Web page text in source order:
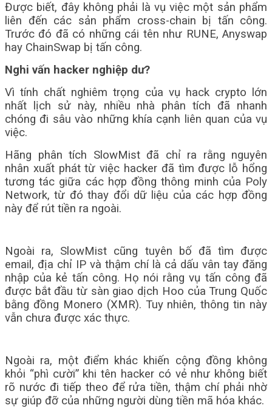
Được biết, đây không phải là vụ việc một sản phẩm
liên đến các sản phẩm cross-chain bị tấn công.
Trước đó đã có những cái tên như RUNE, Anyswap
hay ChainSwap bị tấn công.
Nghi vấn hacker nghiệp dư?
Vì tính chất nghiêm trọng của vụ hack crypto lớn
nhất lịch sử này, nhiều nhà phân tích đã nhanh
chóng đi sâu vào những khía cạnh liên quan của vụ
việc.
Hãng phân tích SlowMist đã chỉ ra rằng nguyên
nhân xuất phát từ việc hacker đã tìm được lỗ hổng
tương tác giữa các hợp đồng thông minh của Poly
Network, từ đó thay đổi dữ liệu của các hợp đồng
này để rút tiền ra ngoài.
Ngoài ra, SlowMist cũng tuyên bố đã tìm được
email, địa chỉ IP và thậm chí là cả dấu vân tay đăng
nhập của kẻ tấn công. Họ nói rằng vụ tấn công đã
được bắt đầu từ sàn giao dịch Hoo của Trung Quốc
bằng đồng Monero (XMR). Tuy nhiên, thông tin này
vẫn chưa được xác thực.
Ngoài ra, một điểm khác khiến cộng đồng không
khỏi “phì cười” khi tên hacker có vẻ như không biết
rõ nước đi tiếp theo để rửa tiền, thậm chí phải nhờ
sự giúp đỡ của những người dùng tiền mã hóa khác.